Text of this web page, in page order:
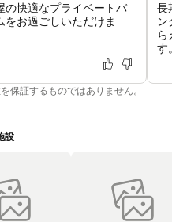
の快適なプライベートバ
をお過ごしいただけま
長
ン
ら
す
保証するものではありません。
設